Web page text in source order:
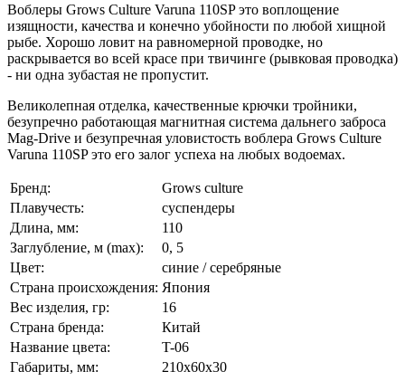
Воблеры Grows Culture Varuna 110SP это воплощение
изящности, качества и конечно убойности по любой хищной
рыбе. Хорошо ловит на равномерной проводке, но
раскрывается во всей красе при твичинге (рывковая проводка)
- ни одна зубастая не пропустит.
Великолепная отделка, качественные крючки тройники,
безупречно работающая магнитная система дальнего заброса
Mag-Drive и безупречная уловистость воблера Grows Culture
Varuna 110SP это его залог успеха на любых водоемах.
Бренд:
Grows culture
Плавучесть:
суспендеры
Длина, мм:
110
Заглубление, м (max):
0, 5
Цвет:
синие / серебряные
Страна происхождения: Япония
Вес изделия, гр:
16
Страна бренда:
Китай
Название цвета:
T-06
Габариты, мм:
210x60x30